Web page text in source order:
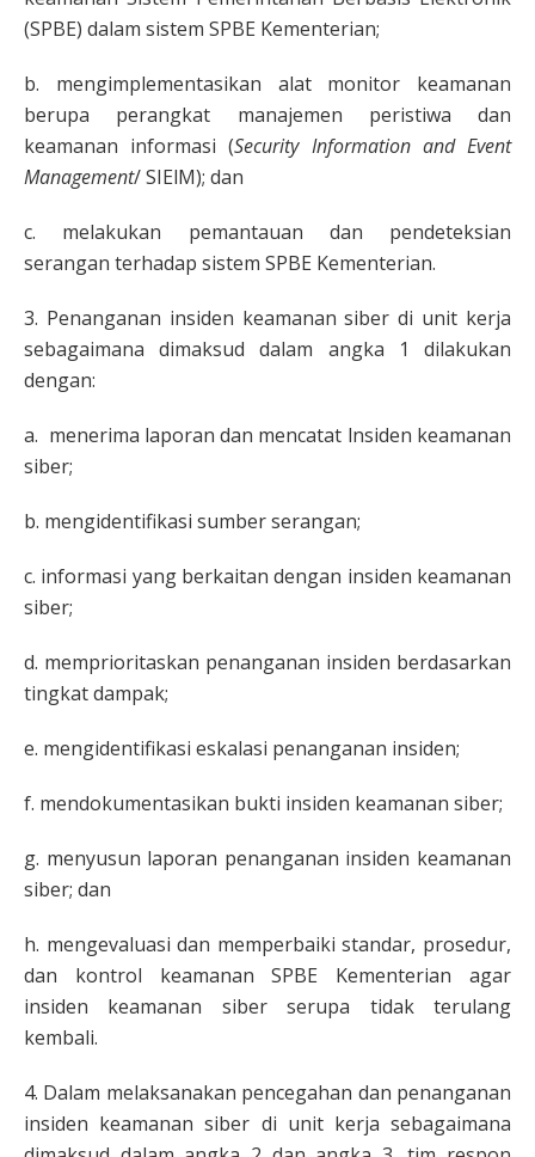
(SPBE) dalam sistem SPBE Kementerian;
b. mengimplementasikan alat monitor keamanan
berupa perangkat manajemen peristiwa dan
keamanan informasi (Security Information and Event
Management/ SIElM); dan
c. melakukan pemantauan dan pendeteksian
serangan terhadap sistem SPBE Kementerian.
3. Penanganan insiden keamanan siber di unit kerja
sebagaimana dimaksud dalam angka 1 dilakukan
dengan:
a. menerima laporan dan mencatat lnsiden keamanan
siber;
b. mengidentifikasi sumber serangan;
c. informasi yang berkaitan dengan insiden keamanan
siber;
d. memprioritaskan penanganan insiden berdasarkan
tingkat dampak;
e. mengidentifikasi eskalasi penanganan insiden;
f. mendokumentasikan bukti insiden keamanan siber;
g. menyusun laporan penanganan insiden keamanan
siber; dan
h. mengevaluasi dan memperbaiki standar, prosedur,
dan kontrol keamanan SPBE Kementerian agar
insiden keamanan siber serupa tidak terulang
kembali.
4. Dalam melaksanakan pencegahan dan penanganan
insiden keamanan siber di unit kerja sebagaimana